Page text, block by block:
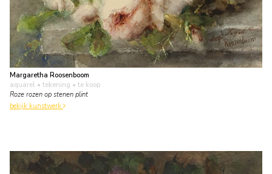
Margaretha Roosenboom
aquarel • tekening • te koop
Roze rozen op stenen plint
bekijk kunstwerk